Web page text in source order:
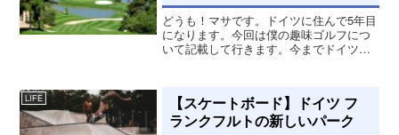
どうも！マサです。ドイツに住んで5年目
になります。今回は僕の趣味ゴルフにつ
いて記載して行きます。今までドイツの
LIFE
【スケートボード】ドイツ フ
ランクフルトの新しいパーク